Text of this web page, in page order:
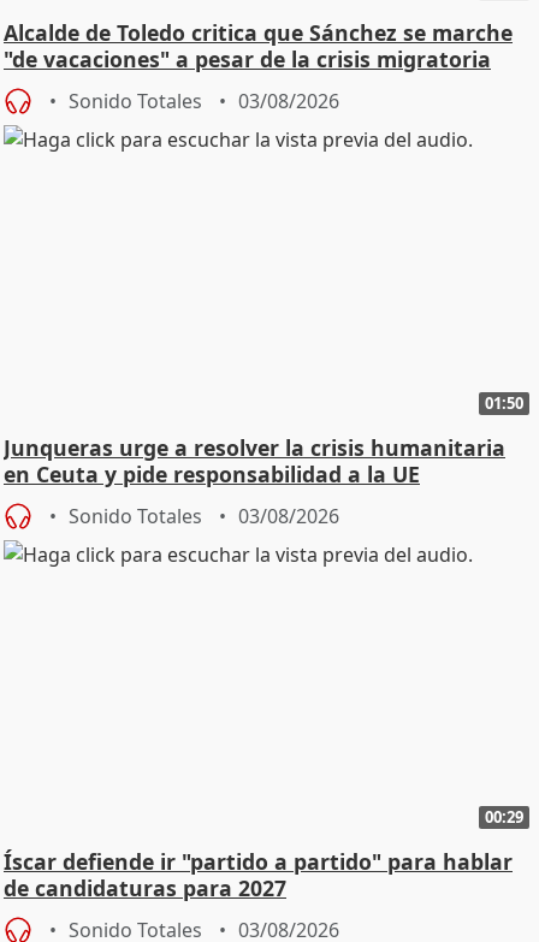
Alcalde de Toledo critica que Sánchez se marche
"de vacaciones" a pesar de la crisis migratoria
Sonido Totales 03/08/2026
01:50
Junqueras urge a resolver la crisis humanitaria
en Ceuta y pide responsabilidad a la UE
Sonido Totales 03/08/2026
00:29
Íscar defiende ir "partido a partido" para hablar
de candidaturas para 2027
Sonido Totales 03/08/2026